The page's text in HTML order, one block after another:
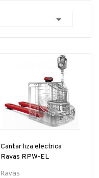

Cantar liza electrica
Ravas RPW-EL
Ravas